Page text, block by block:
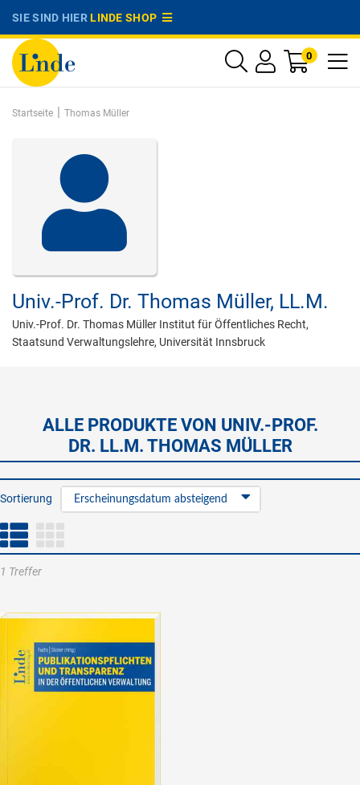
SIE SIND HIERLINDE SHOP
0
Startseite | Thomas Müller
Univ.-Prof. Dr. Thomas Müller, LL.M.
Univ.-Prof. Dr. Thomas Müller Institut für Öffentliches Recht,
Staatsund Verwaltungslehre, Universität Innsbruck
ALLE PRODUKTE VON UNIV.-PROF.
DR. LL.M. THOMAS MÜLLER
Sortierung Erscheinungsdatum absteigend
1 Treffer